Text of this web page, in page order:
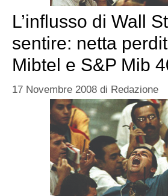
L’influsso di Wall
sentire: netta
Mibtel e S&P Mib
17 Novembre 2008 di Redazione